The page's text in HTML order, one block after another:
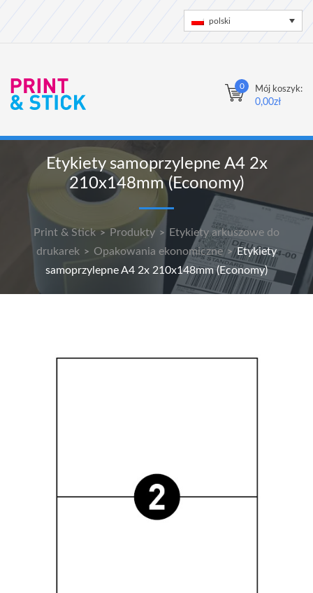
polski
0 Mój koszyk:
0,00zł
Etykiety samoprzylepne A4 2x
210x148mm (Economy)
Print & Stick > Produkty >
Etykiety arkuszowe do
drukarek > Opakowania ekonomiczne>Etykiety
samoprzylepne A4 2x 210x148mm (Economy)